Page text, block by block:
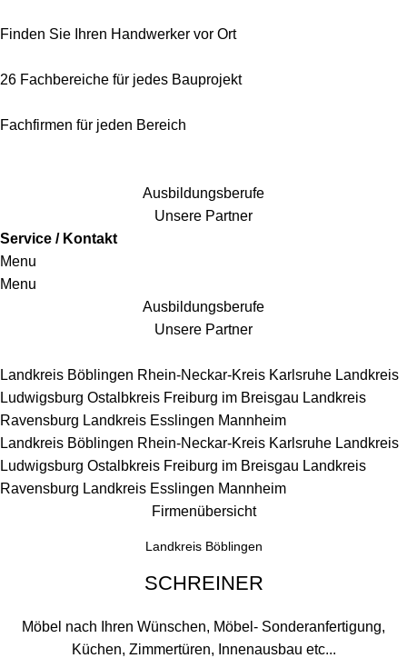
Finden Sie Ihren Handwerker vor Ort
26 Fachbereiche für jedes Bauprojekt
Fachfirmen für jeden Bereich
Ausbildungsberufe
Unsere Partner
Service / Kontakt
Menu
Menu
Ausbildungsberufe
Unsere Partner
Landkreis Böblingen Rhein-Neckar-Kreis Karlsruhe Landkreis
Ludwigsburg Ostalbkreis Freiburg im Breisgau Landkreis
Ravensburg Landkreis Esslingen Mannheim
Landkreis Böblingen Rhein-Neckar-Kreis Karlsruhe Landkreis
Ludwigsburg Ostalbkreis Freiburg im Breisgau Landkreis
Ravensburg Landkreis Esslingen Mannheim
Firmenübersicht
Landkreis Böblingen
SCHREINER
Möbel nach Ihren Wünschen, Möbel- Sonderanfertigung,
Küchen, Zimmertüren, Innenausbau etc...